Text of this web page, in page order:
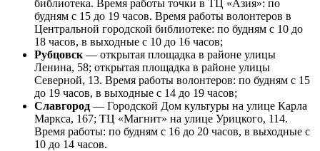
библиотека. Время работы точки в ТЦ «Азия»: по
будням с 15 до 19 часов. Время работы волонтеров в
Центральной городской библиотеке: по будням с 10 до
18 часов, в выходные с 10 до 16 часов;
Рубцовск — открытая площадка в районе улицы
Ленина, 58; открытая площадка в районе улицы
Северной, 13. Время работы волонтеров: по будням с 15
до 19 часов, в выходные с 14 до 19 часов;
Славгород — Городской Дом культуры на улице Карла
Маркса, 167; ТЦ «Магнит» на улице Урицкого, 114.
Время работы: по будням с 16 до 20 часов, в выходные с
10 до 14 часов.